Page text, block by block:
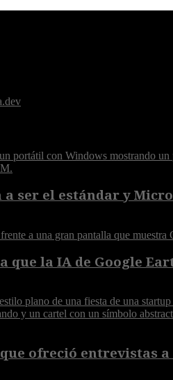
a ser el estándar y
que la IA de Google
ofreció entrevistas a